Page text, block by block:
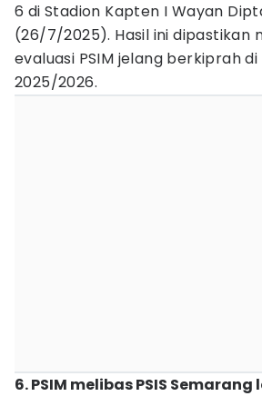
6 di Stadion Kapten I Wayan
(26/7/2025). Hasil ini dipastikan
evaluasi PSIM jelang berkiprah di
2025/2026.
6. PSIM melibas PSIS